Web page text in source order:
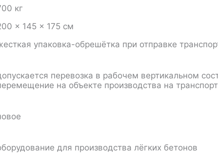
кг
× 145 × 175 см
упаковка-обрешётка при отправке
перевозка в рабочем вертикальном
на объекте производства на
для производства лёгких бетонов